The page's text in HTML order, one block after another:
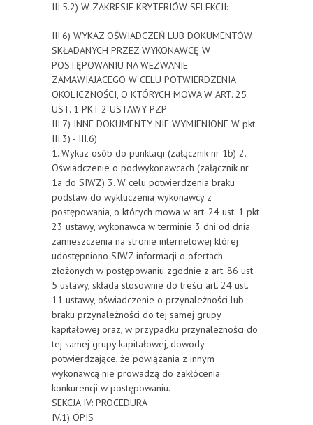
III.5.2) W ZAKRESIE KRYTERIÓW SELEKCJI:
III.6) WYKAZ OŚWIADCZEŃ LUB DOKUMENTÓW
SKŁADANYCH PRZEZ WYKONAWCĘ W
POSTĘPOWANIU NA WEZWANIE
ZAMAWIAJACEGO W CELU POTWIERDZENIA
OKOLICZNOŚCI, O KTÓRYCH MOWA W ART. 25
UST. 1 PKT 2 USTAWY PZP
III.7) INNE DOKUMENTY NIE WYMIENIONE W pkt
III.3) - III.6)
1. Wykaz osób do punktacji (załącznik nr 1b) 2.
Oświadczenie o podwykonawcach (załącznik nr
1a do SIWZ) 3. W celu potwierdzenia braku
podstaw do wykluczenia wykonawcy z
postępowania, o których mowa w art. 24 ust. 1 pkt
23 ustawy, wykonawca w terminie 3 dni od dnia
zamieszczenia na stronie internetowej której
udostępniono SIWZ informacji o ofertach
złożonych w postępowaniu zgodnie z art. 86 ust.
5 ustawy, składa stosownie do treści art. 24 ust.
11 ustawy, oświadczenie o przynależności lub
braku przynależności do tej samej grupy
kapitałowej oraz, w przypadku przynależności do
tej samej grupy kapitałowej, dowody
potwierdzające, że powiązania z innym
wykonawcą nie prowadzą do zakłócenia
konkurencji w postępowaniu.
SEKCJA IV: PROCEDURA
IV.1) OPIS